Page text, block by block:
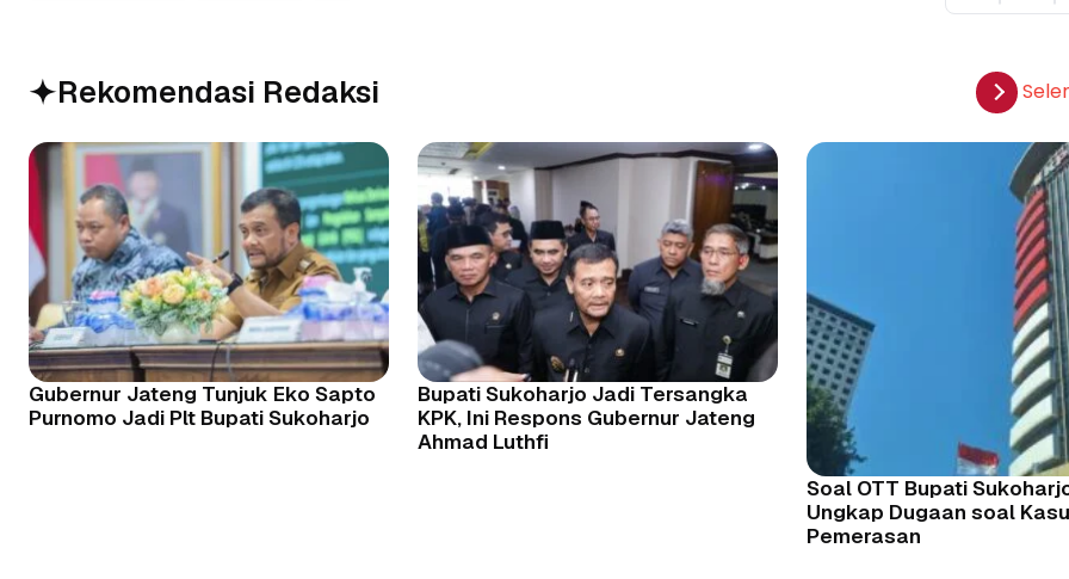
Rekomendasi Redaksi
Gubernur Jateng Tunjuk Eko Sapto
Purnomo Jadi Plt Bupati Sukoharjo
Bupati Sukoharjo Jadi Tersangka
KPK, Ini Respons Gubernur Jateng
Ahmad Luthfi
Soal OTT Bupati
Ungkap Dugaan soal
Pemerasan